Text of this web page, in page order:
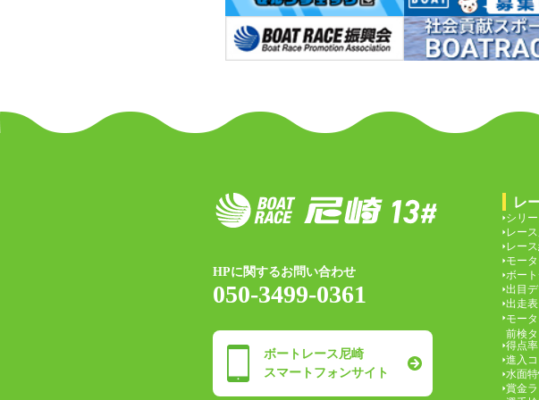
HPに関するお問い合わせ
050-3499-0361
ボートレース尼崎
スマートフォンサイト
レ
シリ
レー
レー
モー
ボー
出目
出走
モー
前検
得点
進入
水面
賞金